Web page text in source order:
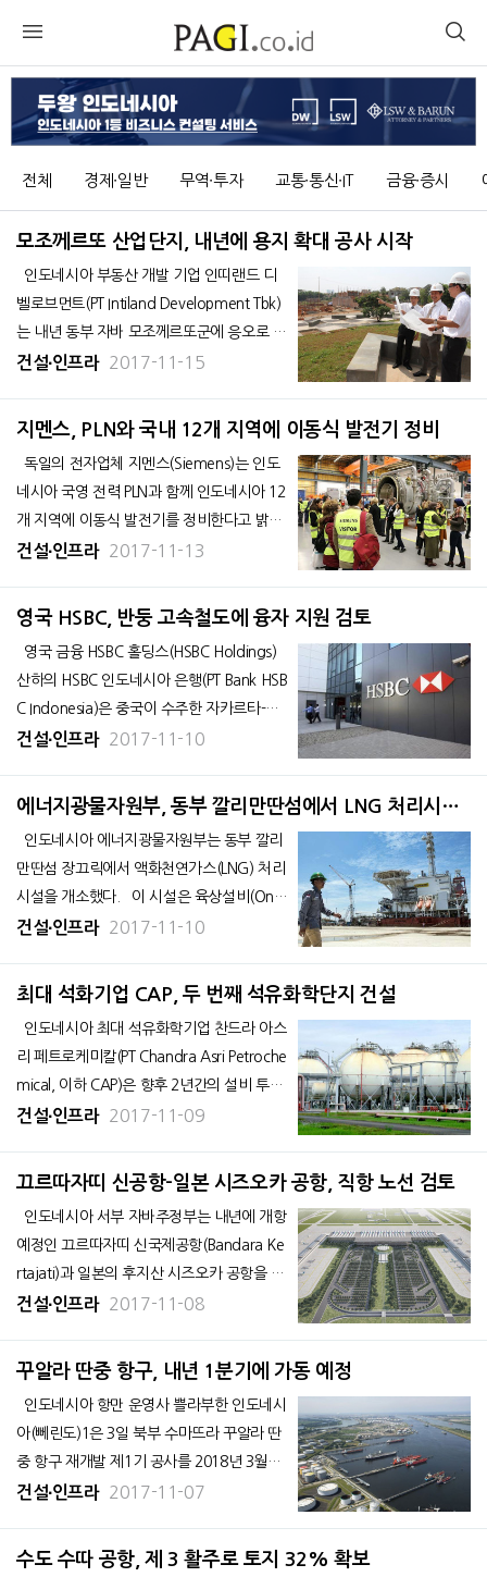
전체 경제∙일반 무역∙투자 교통∙통신∙IT 금융∙증시
모조께르또 산업단지, 내년에 용지 확대 공사 시작
벨로브먼트(PT Intiland Development Tbk)
는 내년 동부 자바 모조께르또군에 응오로 인
더스트리얼 공단(NIP) 개발 공사 3기를 시작
업단지 500헥타르는 현재 운영 중이다. 현
건설∙인프라 2017-11-15
지멘스, PLN와 국내 12개 지역에 이동식 발전기 정비
독일의 전자업체 지멘스(Siemens)는 인도
네시아 국영 전력 PLN과 함께 인도네시아 12
개 지역에 이동식 발전기를 정비한다고 밝혔
다. 총 발전 용량은 50만 킬로와트에 달한다.
에 따르면 지멘스의 토르비요른 최고경영자
건설∙인프라 2017-11-13
영국 HSBC, 반둥 고속철도에 융자 지원 검토
산하의 HSBC 인도네시아 은행(PT Bank HSB
C Indonesia)은 중국이 수주한 자카르타-반
둥을 연결하는 고속철도 사업에 융자 지원을
언론 비즈니스 인도네시아 8일자 보도에 따
건설∙인프라 2017-11-10
에너지광물자원부, 동부 깔리만딴섬에서 LNG 처리시설
개소
만딴섬 장끄릭에서 액화천연가스(LNG) 처리
시설을 개소했다. 이 시설은 육상설비(Onsh
ore Receiving Facility, ORF) 플랜트로 연 생
가스 증산에 주력하고 있는 정부에게 중요한
건설∙인프라 2017-11-10
최대 석화기업 CAP, 두 번째 석유화학단지 건설
리 페트로케미칼(PT Chandra Asri Petroche
mical, 이하 CAP)은 향후 2년간의 설비 투자
예산으로 9억 3,200만 달러를 할당할 방침이
유화학단지 건설 공사와 기존 공장의 확장 공
건설∙인프라 2017-11-09
끄르따자띠 신공항-일본 시즈오카 공항, 직항 노선 검토
예정인 끄르따자띠 신국제공항(Bandara Ke
rtajati)과 일본의 후지산 시즈오카 공항을 연
결하는 직항편 개설을 검토하고 있다. 현지
아마드 헤르야완 서부자바 주지사는 2일 “시
즈오카를 방문해 인재 육성과 경제 두
건설∙인프라 2017-11-08
꾸알라 딴중 항구, 내년 1분기에 가동 예정
아(뻬린도)1은 3일 북부 수마뜨라 꾸알라 딴
중 항구 재개발 제1기 공사를 2018년 3월에
완료할 계획이라고 밝혔다. 공사가 순조롭
다. 현지 언론 인베스톨 데일리 4일자 보도
건설∙인프라 2017-11-07
수도 수따 공항, 제 3 활주로 토지 32% 확보